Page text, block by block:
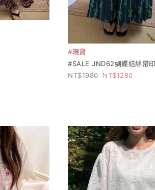
#現貨
#SALE JND62蝴蝶結絲帶
1980
1280